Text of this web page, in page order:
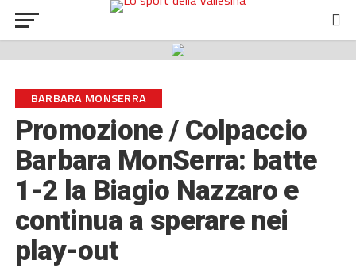
BARBARA MONSERRA
Promozione / Colpaccio
Barbara MonSerra: batte
1-2 la Biagio Nazzaro e
continua a sperare nei
play-out